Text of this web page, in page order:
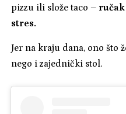
pizzu ili slože taco – ručak
stres.
Jer na kraju dana, ono što
nego i zajednički stol.